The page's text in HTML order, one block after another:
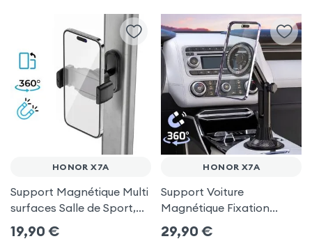
HONOR X7A
Support Magnétique Multi
surfaces Salle de Sport,
frigo pour Honor X7a
19,90 €
HONOR X7A
Support Voiture
Magnétique Fixation
Porte-gobelet pour Honor
X7a
29,90 €